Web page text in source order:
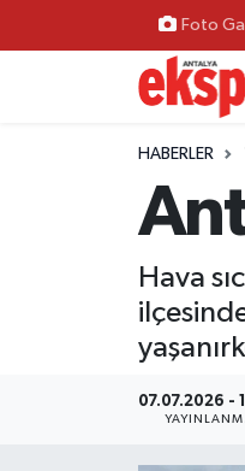
Foto
HABERLER
Hava
07.07.2026 -
ÖZEL HABER
GÜNDEM
YEREL GÜNDEM
EKONOMİ
Nöbetçi Eczaneler
Hava Durumu
Trafik Durumu
Süper Lig Puan
Son Dakika